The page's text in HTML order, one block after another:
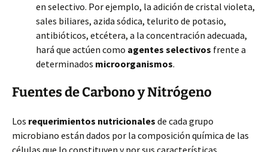
en selectivo. Por ejemplo, la adición de cristal violeta,
sales biliares, azida sódica, telurito de potasio,
antibióticos, etcétera, a la concentración adecuada,
hará que actúen como agentes selectivos frente a
determinados microorganismos.
Fuentes de Carbono y Nitrógeno
Los requerimientos nutricionales de cada grupo
microbiano están dados por la composición química de las
células que lo constituyen y por sus características